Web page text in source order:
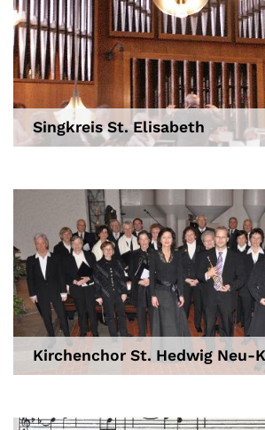
Singkreis St. Elisabeth
Kirchenchor St. Hedwig Neu-